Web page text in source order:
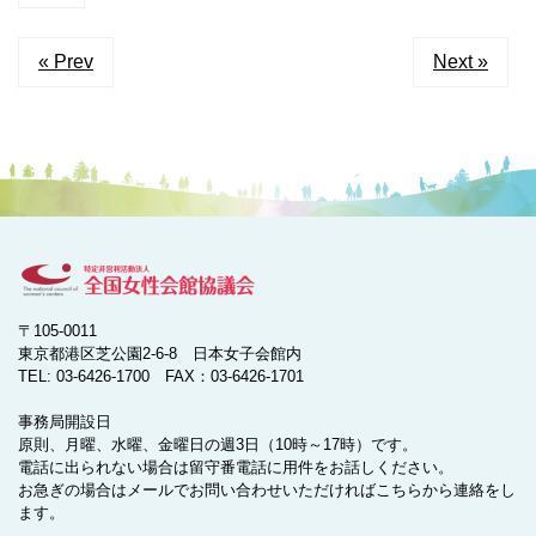
« Prev Next »
〒105-0011
東京都港区芝公園2-6-8 日本女子会館内
TEL: 03-6426-1700 FAX：03-6426-1701
事務局開設日
原則、月曜、水曜、金曜日の週3日（10時～17時）です。
電話に出られない場合は留守番電話に用件をお話しください。
お急ぎの場合はメールでお問い合わせいただければこちらから連絡をし
ます。